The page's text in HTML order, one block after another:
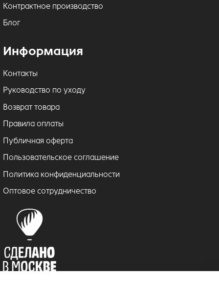
Контрактное производство
Блог
Информация
Контакты
Руководство по уходу
Возврат товара
Правила оплаты
Публичная оферта
Пользовательское соглашение
Политика конфиденциальности
Оптовое сотрудничество